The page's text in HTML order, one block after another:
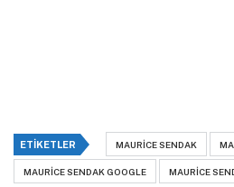
ETIKETLER MAURICE SENDAK
MAURICE SENDAK GOOGLE MAURICE